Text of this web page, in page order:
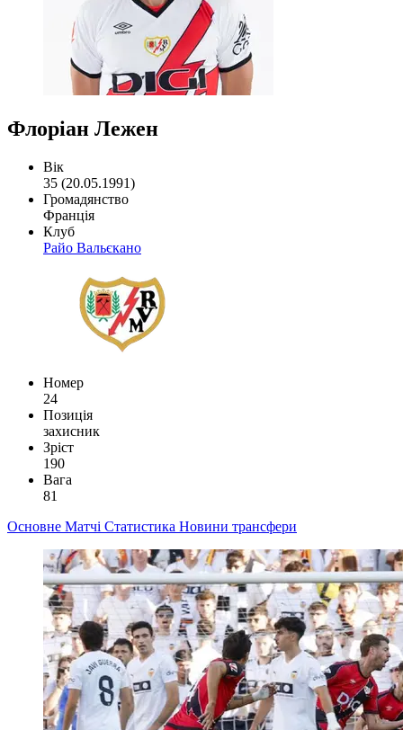
Флоріан Лежен
Вік
35 (20.05.1991)
Громадянство
Франція
Клуб
Райо Вальєкано
Номер
24
Позиція
захисник
Зріст
190
Вага
81
Основне Матчі Статистика Новини трансфери